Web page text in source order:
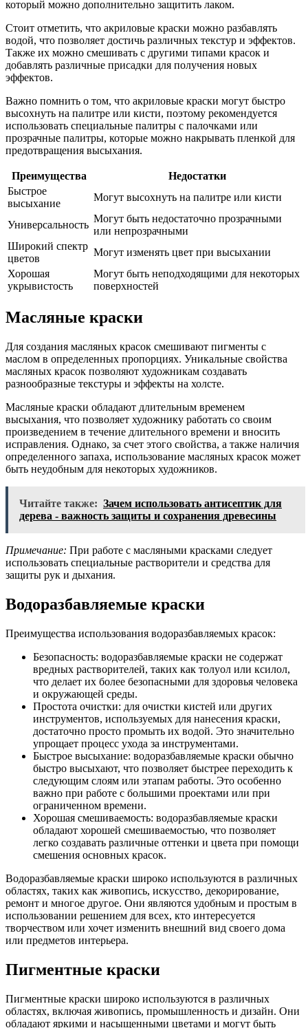
который можно дополнительно защитить лаком.
Стоит отметить, что акриловые краски можно разбавлять
водой, что позволяет достичь различных текстур и эффектов.
Также их можно смешивать с другими типами красок и
добавлять различные присадки для получения новых
эффектов.
Важно помнить о том, что акриловые краски могут быстро
высохнуть на палитре или кисти, поэтому рекомендуется
использовать специальные палитры с палочками или
прозрачные палитры, которые можно накрывать пленкой для
предотвращения высыхания.
Преимущества
Недостатки
Быстрое
высыхание
Могут высохнуть на палитре или кисти
Универсальность
Могут быть недостаточно прозрачными
или непрозрачными
Широкий спектр
цветов
Могут изменять цвет при высыхании
Хорошая
укрывистость
Могут быть неподходящими для некоторых
поверхностей
Масляные краски
Для создания масляных красок смешивают пигменты с
маслом в определенных пропорциях. Уникальные свойства
масляных красок позволяют художникам создавать
разнообразные текстуры и эффекты на холсте.
Масляные краски обладают длительным временем
высыхания, что позволяет художнику работать со своим
произведением в течение длительного времени и вносить
исправления. Однако, за счет этого свойства, а также наличия
определенного запаха, использование масляных красок может
быть неудобным для некоторых художников.
Читайте также: Зачем использовать антисептик для
дерева - важность защиты и сохранения древесины
Примечание: При работе с масляными красками следует
использовать специальные растворители и средства для
защиты рук и дыхания.
Водоразбавляемые краски
Преимущества использования водоразбавляемых красок:
Безопасность: водоразбавляемые краски не содержат
вредных растворителей, таких как толуол или ксилол,
что делает их более безопасными для здоровья человека
и окружающей среды.
Простота очистки: для очистки кистей или других
инструментов, используемых для нанесения краски,
достаточно просто промыть их водой. Это значительно
упрощает процесс ухода за инструментами.
Быстрое высыхание: водоразбавляемые краски обычно
быстро высыхают, что позволяет быстрее переходить к
следующим слоям или этапам работы. Это особенно
важно при работе с большими проектами или при
ограниченном времени.
Хорошая смешиваемость: водоразбавляемые краски
обладают хорошей смешиваемостью, что позволяет
легко создавать различные оттенки и цвета при помощи
смешения основных красок.
Водоразбавляемые краски широко используются в различных
областях, таких как живопись, искусство, декорирование,
ремонт и многое другое. Они являются удобным и простым в
использовании решением для всех, кто интересуется
творчеством или хочет изменить внешний вид своего дома
или предметов интерьера.
Пигментные краски
Пигментные краски широко используются в различных
областях, включая живопись, промышленность и дизайн. Они
обладают яркими и насыщенными цветами и могут быть